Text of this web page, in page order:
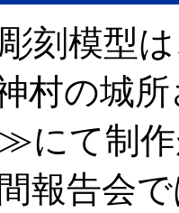
刻模型
村の城
にて制
報告会